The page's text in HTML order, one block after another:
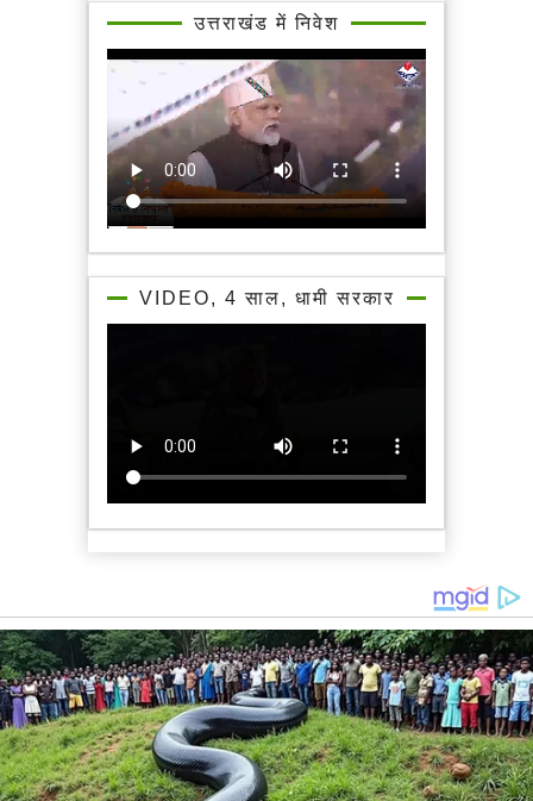
उत्तराखंड में निवेश
VIDEO, 4 साल, धामी सरकार